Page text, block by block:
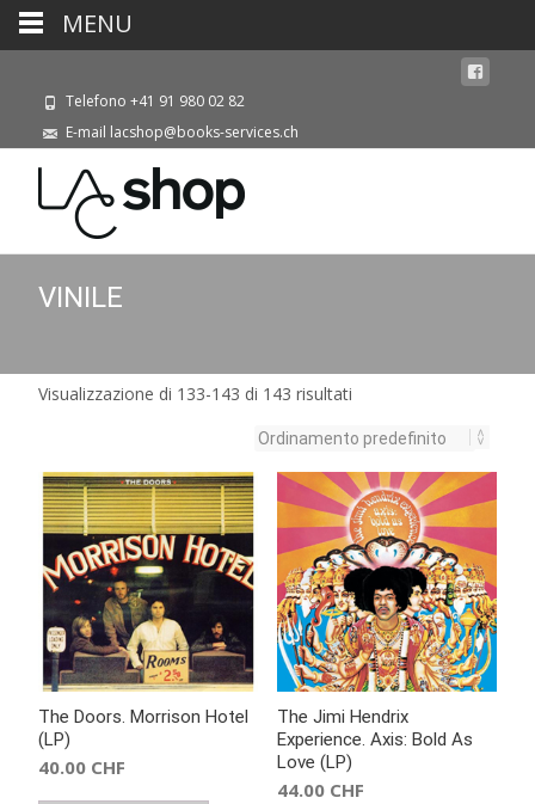
Telefono +41 91 980 02 82
E-mail lacshop@books-services.ch
VINILE
Visualizzazione di 133-143 di 143 risultati
The Doors. Morrison Hotel
(LP)
40.00 CHF
The Jimi Hendrix
Experience. Axis: Bold As
Love (LP)
44.00 CHF
MENU